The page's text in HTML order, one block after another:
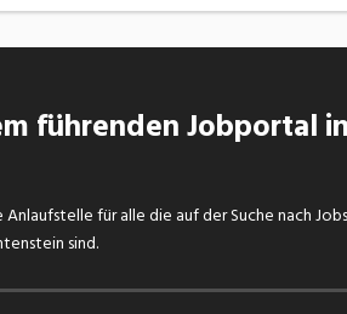
führenden Jobportal
für alle die auf der Suche nach
sind.